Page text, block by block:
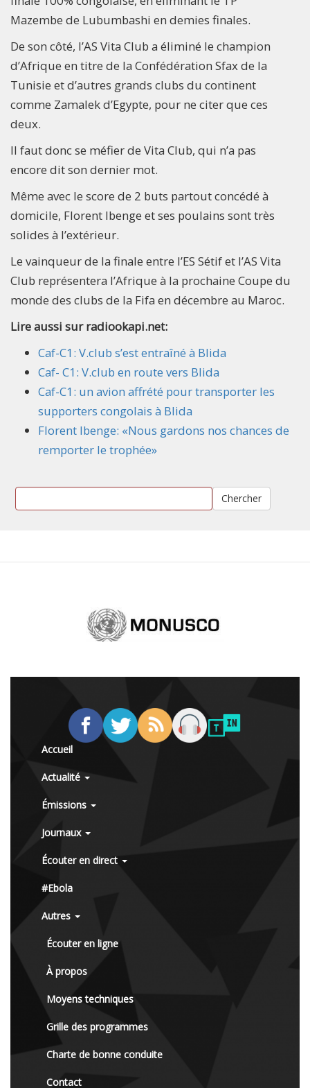
Mazembe de Lubumbashi en demies finales.
De son côté, l’AS Vita Club a éliminé le champion
d’Afrique en titre de la Confédération Sfax de la
Tunisie et d’autres grands clubs du continent
comme Zamalek d’Egypte, pour ne citer que ces
deux.
Il faut donc se méfier de Vita Club, qui n’a pas
encore dit son dernier mot.
Même avec le score de 2 buts partout concédé à
domicile, Florent Ibenge et ses poulains sont très
solides à l’extérieur.
Le vainqueur de la finale entre l’ES Sétif et l’AS Vita
Club représentera l’Afrique à la prochaine Coupe du
monde des clubs de la Fifa en décembre au Maroc.
Lire aussi sur radiookapi.net:
Caf-C1: V.club s’est entraîné à Blida
Caf- C1: V.club en route vers Blida
Caf-C1: un avion affrété pour transporter les
supporters congolais à Blida
Florent Ibenge: «Nous gardons nos chances de
remporter le trophée»
Chercher
Accueil
Actualité
Émissions
Journaux
Écouter en direct
#Ebola
Autres
Écouter en ligne
À propos
Moyens techniques
Grille des programmes
Charte de bonne conduite
Contact